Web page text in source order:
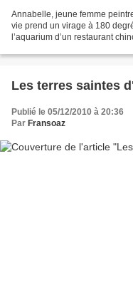
Annabelle, jeune femme
vie prend un virage à 180
l’aquarium d’un restaurant
Les terres saintes
Publié le 05/12/2010 à 20:36
Par Fransoaz